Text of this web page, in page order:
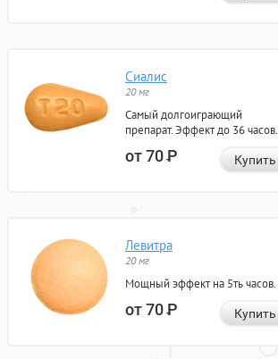
Сиалис
20 мг
Самый долгоиграющий
препарат. Эффект до 36 часов.
от 70Р Купить
Левитра
20 мг
Мощный эффект на 5ть часов.
от 70Р Купить